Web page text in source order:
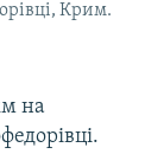
Крим.
на